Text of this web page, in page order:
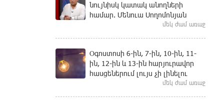
նույնիսկ կատակ անողների
համար. Մենուա Սողոմոնյան
մեկ ժամ առաջ
Օգոստոսի 6-ին, 7-ին, 10-ին, 11-
ին, 12-ին և 13-ին հարյուրավոր
հասցեներում լույս չի լինելու
մեկ ժամ առաջ